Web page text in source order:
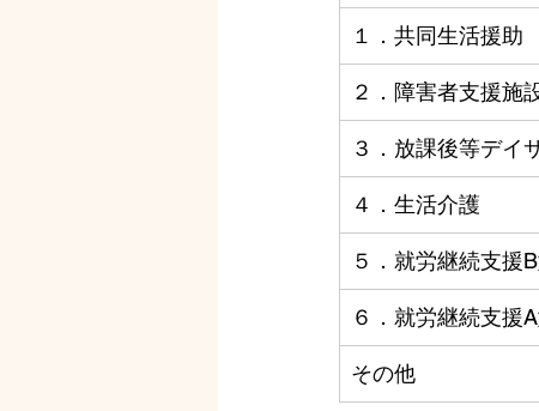
１．共同生活援助
２．障害者支援施
３．放課後等デイ
４．生活介護
５．就労継続支援
６．就労継続支援
その他